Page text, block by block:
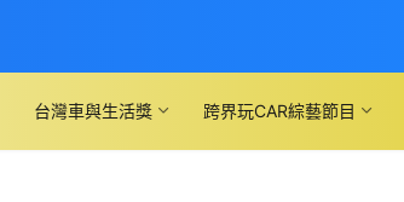
台灣車與生活獎 跨界玩CAR綜藝節目